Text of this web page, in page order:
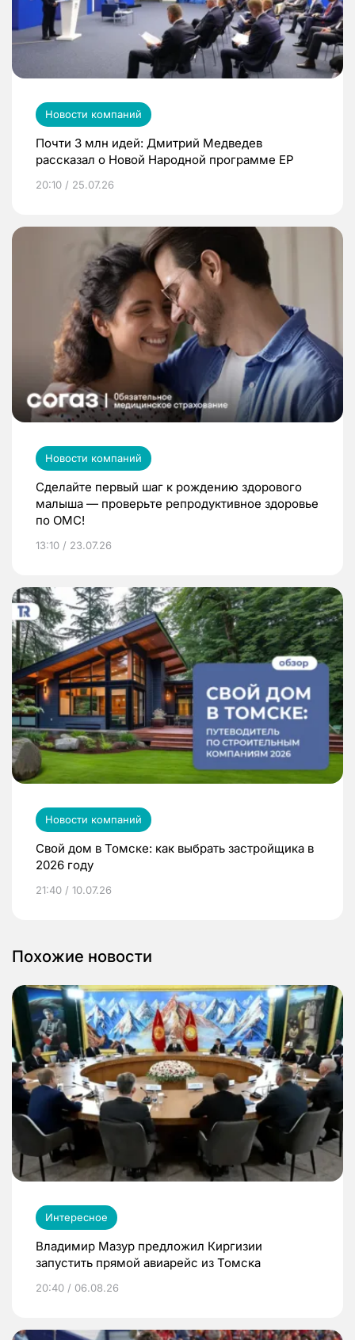
Новости компаний
Почти 3 млн идей: Дмитрий Медведев
рассказал о Новой Народной программе ЕР
20:10 / 25.07.26
Новости компаний
Сделайте первый шаг к рождению здорового
малыша — проверьте репродуктивное здоровье
по ОМС!
13:10 / 23.07.26
Новости компаний
Свой дом в Томске: как выбрать застройщика в
2026 году
21:40 / 10.07.26
Похожие новости
Интересное
Владимир Мазур предложил Киргизии
запустить прямой авиарейс из Томска
20:40 / 06.08.26